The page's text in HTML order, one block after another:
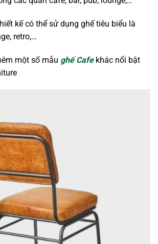
kế có thể sử dụng ghế tiêu biểu là
retro,…
một số mẫu ghế Cafekhác nổi bật